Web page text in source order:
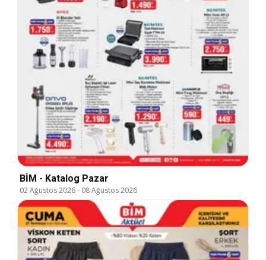
BİM - Katalog Pazar
02 Ağustos 2026- 08 Ağustos 2026